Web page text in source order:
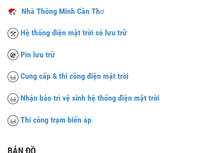
Nhà Thông Minh Cần Thơ
Hệ thống điện mặt trời có lưu trữ
Pin lưu trữ
Cung cấp & thi công điện mặt trời
Nhận bảo trì vệ sinh hệ thống điện mặt trời
Thi công trạm biến áp
BẢN ĐỒ